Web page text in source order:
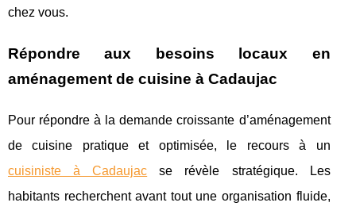
chez vous.
Répondre aux besoins locaux en
aménagement de cuisine à Cadaujac
Pour répondre à la demande croissante d’aménagement
de cuisine pratique et optimisée, le recours à un
cuisiniste à Cadaujac se révèle stratégique. Les
habitants recherchent avant tout une organisation fluide,